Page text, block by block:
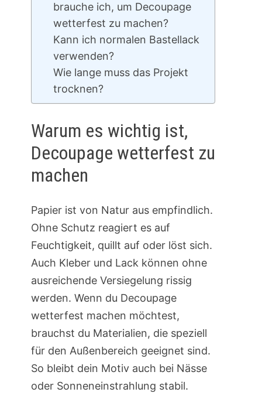
brauche ich, um Decoupage
wetterfest zu machen?
Kann ich normalen Bastellack
verwenden?
Wie lange muss das Projekt
trocknen?
Warum es wichtig ist,
Decoupage wetterfest zu
machen
Papier ist von Natur aus empfindlich.
Ohne Schutz reagiert es auf
Feuchtigkeit, quillt auf oder löst sich.
Auch Kleber und Lack können ohne
ausreichende Versiegelung rissig
werden. Wenn du Decoupage
wetterfest machen möchtest,
brauchst du Materialien, die speziell
für den Außenbereich geeignet sind.
So bleibt dein Motiv auch bei Nässe
oder Sonneneinstrahlung stabil.